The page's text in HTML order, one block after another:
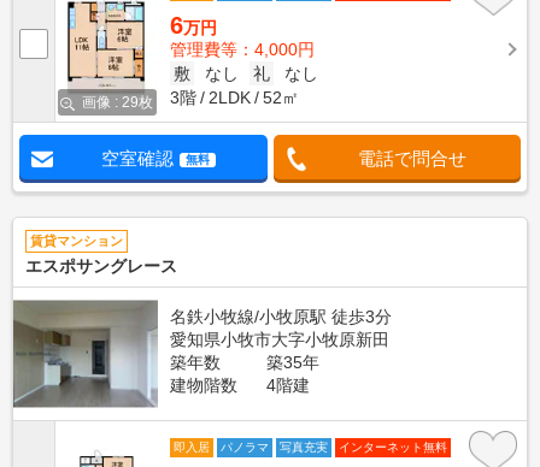
画像 : 29枚
6万円
管理費等：4,000円
敷
なし 礼
なし
3階
2LDK 52㎡
空室確認 無料 電話で問合せ
賃貸マンション
エスポサングレース
名鉄小牧線/小牧原駅 徒歩3分
愛知県小牧市大字小牧原新田
築年数
築35年
建物階数
4階建
即入居 パノラマ 写真充実 インターネット無料